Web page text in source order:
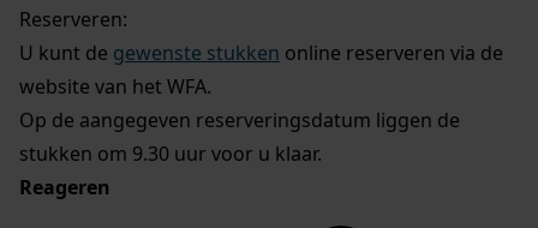
Reserveren:
U kunt de gewenste stukken online reserveren via de
website van het WFA.
Op de aangegeven reserveringsdatum liggen de
stukken om 9.30 uur voor u klaar.
Reageren